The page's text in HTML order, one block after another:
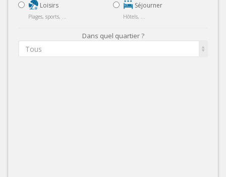
Loisirs
Plages, sports, ...
Séjourner
Hôtels, ...
Dans quel quartier ?
Tous